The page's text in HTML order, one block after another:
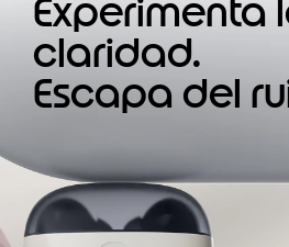
Experimenta
claridad.
Escapa del